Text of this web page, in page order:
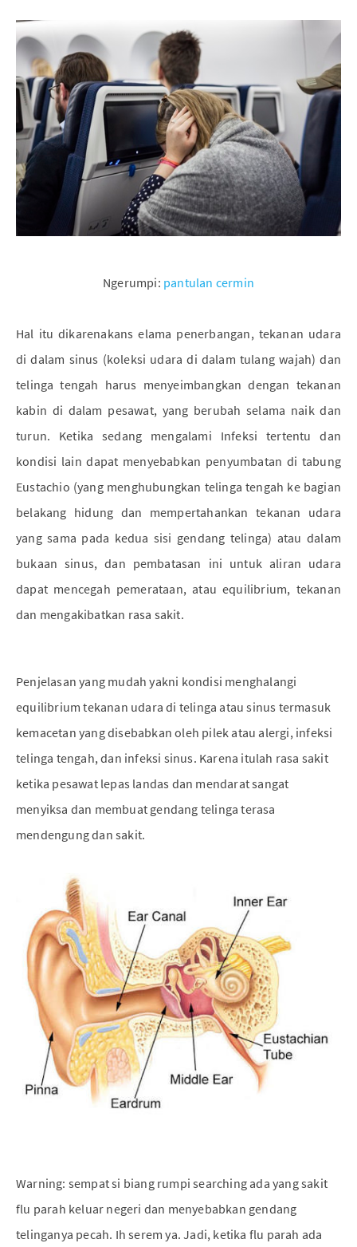
Ngerumpi: pantulan cermin
Hal itu dikarenakans elama penerbangan, tekanan udara
di dalam sinus (koleksi udara di dalam tulang wajah) dan
telinga tengah harus menyeimbangkan dengan tekanan
kabin di dalam pesawat, yang berubah selama naik dan
turun. Ketika sedang mengalami Infeksi tertentu dan
kondisi lain dapat menyebabkan penyumbatan di tabung
Eustachio (yang menghubungkan telinga tengah ke bagian
belakang hidung dan mempertahankan tekanan udara
yang sama pada kedua sisi gendang telinga) atau dalam
bukaan sinus, dan pembatasan ini untuk aliran udara
dapat mencegah pemerataan, atau equilibrium, tekanan
dan mengakibatkan rasa sakit.
Penjelasan yang mudah yakni kondisi menghalangi
equilibrium tekanan udara di telinga atau sinus termasuk
kemacetan yang disebabkan oleh pilek atau alergi, infeksi
telinga tengah, dan infeksi sinus. Karena itulah rasa sakit
ketika pesawat lepas landas dan mendarat sangat
menyiksa dan membuat gendang telinga terasa
mendengung dan sakit.
Warning: sempat si biang rumpi searching ada yang sakit
flu parah keluar negeri dan menyebabkan gendang
telinganya pecah. Ih serem ya. Jadi, ketika flu parah ada